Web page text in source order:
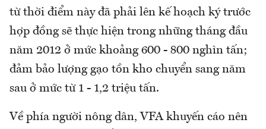
từ thời điểm này đã phải lên kế hoạch ký trước
hợp đồng sẽ thực hiện trong những tháng đầu
năm 2012 ở mức khoảng 600 - 800 nghìn tấn;
đảm bảo lượng gạo tồn kho chuyển sang năm
sau ở mức từ 1 - 1,2 triệu tấn.
Về phía người nông dân, VFA khuyến cáo nên